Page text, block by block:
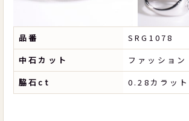
品番
SRG1078
中石カット
ファッション
脇石ct
0.28カラット